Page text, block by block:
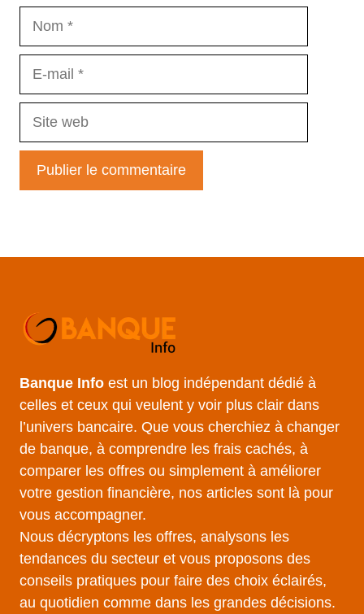
Banque Info est un blog indépendant dédié à
celles et ceux qui veulent y voir plus clair dans
l’univers bancaire. Que vous cherchiez à changer
de banque, à comprendre les frais cachés, à
comparer les offres ou simplement à améliorer
votre gestion financière, nos articles sont là pour
vous accompagner.
Nous décryptons les offres, analysons les
tendances du secteur et vous proposons des
conseils pratiques pour faire des choix éclairés,
au quotidien comme dans les grandes décisions.